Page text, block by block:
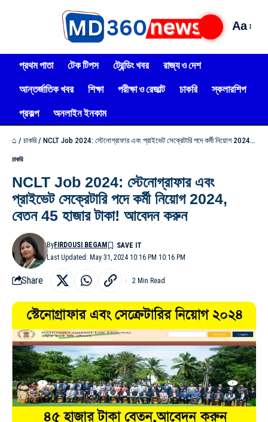
Aa
প্রথম পাতা টেক টিপস ট্রেন্ডিং খবর
রাজ্য ও দেশ
আন্তর্জাতিক খবর
শিক্ষা পরীক্ষা ও রেজাল্ট চাকরি
স্কলারশিপ
প্রকল্প
অনলাইন ইনকাম
⌂ / চাকরি / NCLT Job 2024: স্টেনোগ্রাফার এবং প্রাইভেট সেক্রেটারি পদে কর্মী নিয়োগ 2024, বেতন 45 হাজার টাকা! আবেদন করুন
চাকরি
NCLT Job 2024: স্টেনোগ্রাফার এবং
প্রাইভেট সেক্রেটারি পদে কর্মী নিয়োগ 2024,
বেতন 45 হাজার টাকা! আবেদন করুন
Last Updated: May 31, 2024 10:16 PM 10:16 PM
ByFIRDOUSI BEGAM
Share 2 Min Read